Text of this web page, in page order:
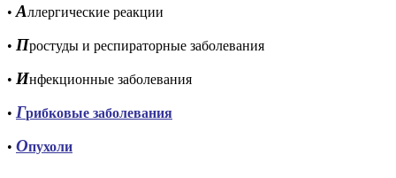
• Аллергические реакции
• Простуды и респираторные заболевания
• Инфекционные заболевания
• Грибковые заболевания
• Опухоли